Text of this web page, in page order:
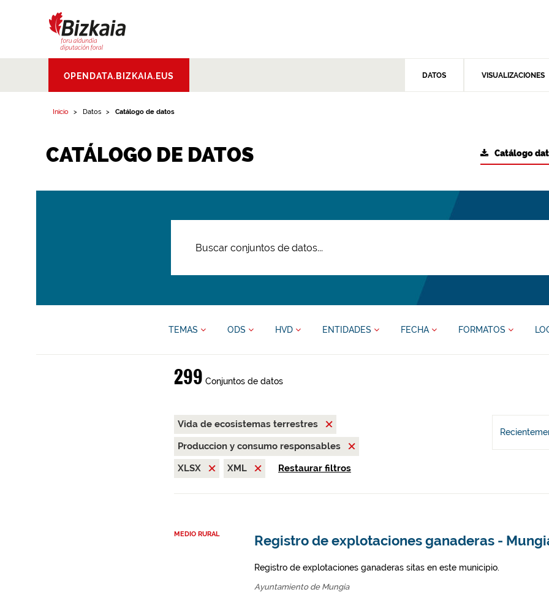
Aldundia.Diputacion
Foral de Bizkaia
OPENDATA.BIZKAIA.EUS DATOS VISUALIZACIONES
Inicio Datos Catálogo de datos
CATÁLOGO DE DATOS Catálogo
TEMAS ODS HVD ENTIDADES FECHA FORMATOS
299 Conjuntos de datos
Vida de ecosistemas terrestres
Produccion y consumo responsables
XLSX
XML Restaurar filtros
MEDIO RURAL Registro de explotaciones ganaderas -
Registro de explotaciones ganaderas sitas en este municipio.
Ayuntamiento de Mungia